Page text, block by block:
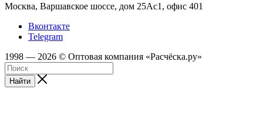
Москва, Варшавское шоссе, дом 25Аc1, офис 401
Вконтакте
Telegram
1998 — 2026 © Оптовая компания «Расчёска.ру»
Найти